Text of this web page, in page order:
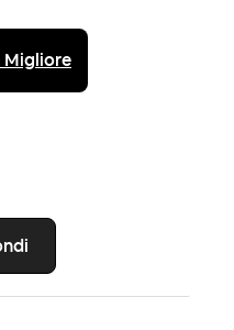
Migliore